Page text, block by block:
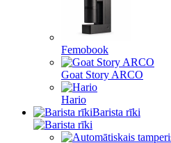
Femobook
Goat Story ARCO
Hario
Barista rīki